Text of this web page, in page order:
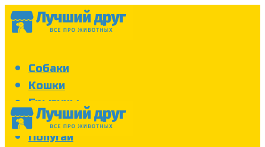
Собаки
Кошки
Грызуны
Аквариум
Попугаи